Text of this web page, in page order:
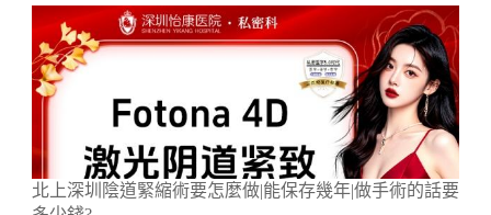
北上深圳陰道緊縮術要怎麼做|能保存幾年|做手術的話要